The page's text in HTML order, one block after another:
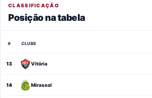
CLASSIFICAÇÃO
Posição na tabela
# CLUBE
13 Vitória
14 Mirassol